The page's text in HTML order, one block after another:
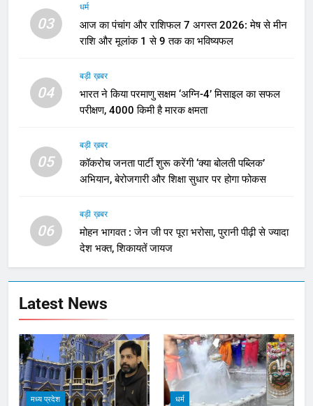
03
धर्म
आज का पंचांग और राशिफल 7 अगस्त 2026: मेष से मीन
राशि और मूलांक 1 से 9 तक का भविष्यफल
04
बड़ी ख़बर
भारत ने किया परमाणु सक्षम ‘अग्नि-4’ मिसाइल का सफल
परीक्षण, 4000 किमी है मारक क्षमता
05
बड़ी ख़बर
कॉकरोच जनता पार्टी शुरू करेंगी ‘क्या बोलती पब्लिक’
अभियान, बेरोजगारी और शिक्षा सुधार पर होगा फोकस
06
बड़ी ख़बर
मोहन भागवत : जेन जी पर पूरा भरोसा, पुरानी पीढ़ी से ज्यादा
देश भक्त, शिकायतें जायज
Latest News
मध्य प्रदेश धर्म